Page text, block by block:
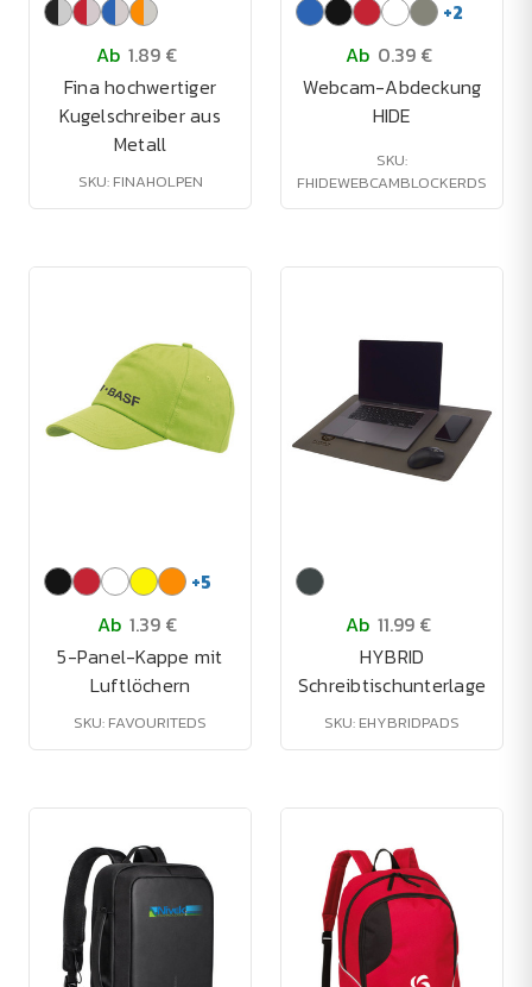
Ab 1.89 €
Fina hochwertiger
Kugelschreiber aus
Metall
SKU: FINAHOLPEN
+2
Ab 0.39 €
Webcam-Abdeckung
HIDE
SKU:
FHIDEWEBCAMBLOCKERDS
+5
Ab 1.39 €
5-Panel-Kappe mit
Luftlöchern
SKU: FAVOURITEDS
Ab 11.99 €
HYBRID
Schreibtischunterlage
SKU: EHYBRIDPADS